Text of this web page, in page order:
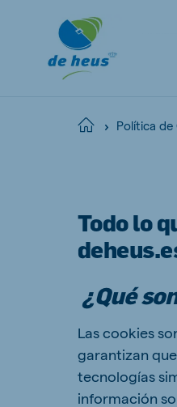
Home Política de
Todo lo
¿Qué
Las cookies
garantizan
tecnologías
información
Netherlands
Dutch
Czech
Czech
Hungary
Hungarian